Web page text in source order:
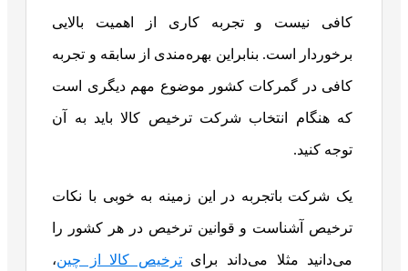
کافی نیست و تجربه کاری از اهمیت بالایی
برخوردار است. بنابراین بهره‌مندی از سابقه و تجربه
کافی در گمرکات کشور موضوع مهم دیگری است
که هنگام انتخاب شرکت ترخیص کالا باید به آن
توجه کنید.
یک شرکت باتجربه در این زمینه به خوبی با نکات
ترخیص آشناست و قوانین ترخیص در هر کشور را
می‌دانید مثلا می‌داند برایترخیص کالا از چین،